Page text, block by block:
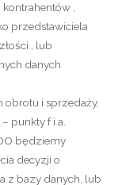
,
przedstawiciela
, lub
danych
obrotu i sprzedaży,
punkty f i a.
będziemy
decyzji o
z bazy danych, lub